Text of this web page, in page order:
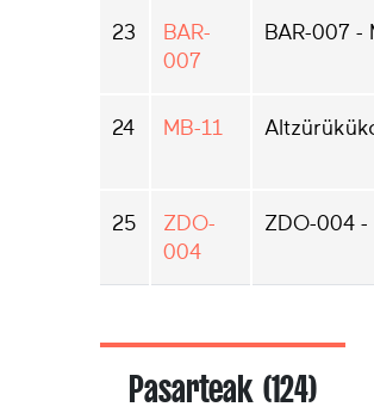
23
BAR-
007
BAR-007 -
24 MB-11
25
ZDO-
004
ZDO-004
Pasarteak (124)